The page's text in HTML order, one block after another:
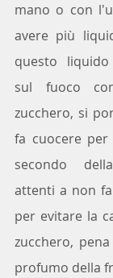
mano o con
avere più
questo
sul fuoco
zucchero, si
fa cuocere
secondo
attenti a non
per evitare la
zucchero,
profumo della